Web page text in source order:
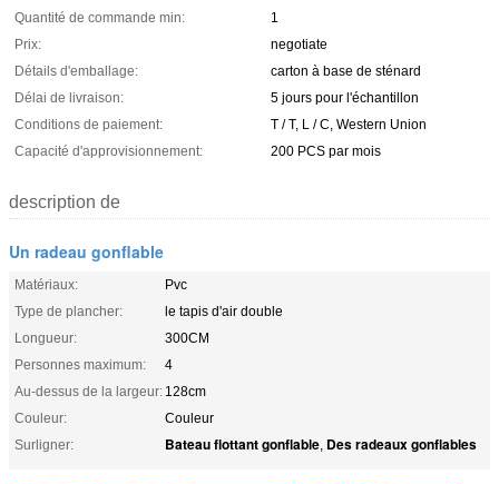
Quantité de commande min:
1
Prix:
negotiate
Détails d'emballage:
carton à base de sténard
Délai de livraison:
5 jours pour l'échantillon
Conditions de paiement:
T / T, L / C, Western Union
Capacité d'approvisionnement:
200 PCS par mois
description de
Un radeau gonflable
Matériaux:
Pvc
Type de plancher:
le tapis d'air double
Longueur:
300CM
Personnes maximum:
4
Au-dessus de la largeur: 128cm
Couleur:
Couleur
Surligner:
Bateau flottant gonflable, Des radeaux gonflables